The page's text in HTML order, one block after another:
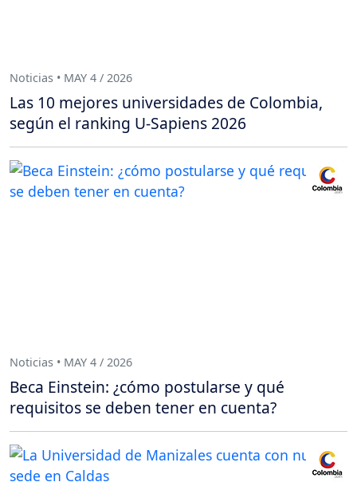
Noticias • MAY 4 / 2026
Las 10 mejores universidades de Colombia,
según el ranking U-Sapiens 2026
Noticias • MAY 4 / 2026
Beca Einstein: ¿cómo postularse y qué
requisitos se deben tener en cuenta?